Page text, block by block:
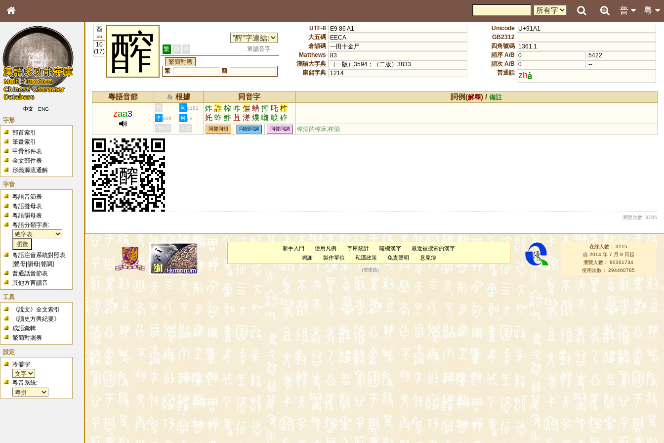
粵
普
中文 ENG
字形
部首索引
筆畫索引
甲骨部件表
金文部件表
形義源流通解
字音
粵語音節表
粵語聲母表
粵語韻母表
粵語分類字表:
粵語注音系統對照表
[聲母 |韻母 |聲調]
普通話音節表
其他方言讀音
工具
《說文》全文索引
《讀史方輿紀要》
成語彙輯
繁簡對照表
設定
冷僻字:
粵音系統:
酉
164
10
(17)
醡 繁 簡 港
單讀音字
繁簡對應
繁
簡
UTF-8
E9 86 A1
大五碼
EECA
倉頡碼 一田十金尸
Matthews
83
漢語大字典
（一版）3594；（二版）3833
康熙字典
1214
Unicode U+91A1
GB2312
四角號碼 1361.1
頻序 A/B 0
5422
頻次 A/B 0
--
普通話 zh
粵語音節 & 根據 同音字 詞例(解釋) /備註
zaa3
黃 周 p181 炸 詐 榨 咋 乍 蜡 搾 吒 柞
奼 蚱 鮓 苴 溠 煠 囃 喥 砟
扠 笮 苲 奓 厏 痄
李 p68 何 p3
HKLS 人文 同聲同韻 同韻同調 同聲同調 榨酒的榨床;榨酒
瀏覽次數: 3785
新手入門 使用凡例 字庫統計 隨機漢字
最近被搜索的漢字
鳴謝
製作單位 私隱政策 免責聲明 意見簿
（管理員 ）
在線人數： 3115
自 2014 年 7 月 8 日起
瀏覽人數： 80361734
使用次數： 294460785